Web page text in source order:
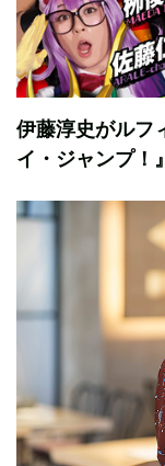
伊藤淳史がル
イ・ジャンプ！